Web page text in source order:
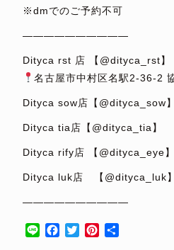
※dmでのご予約不可
——————————
Dityca rst 店 【@dityca_rst】
名古屋市中村区名駅2-36-2
Dityca sow店【@dityca_sow】
Dityca tia店【@dityca_tia】
Dityca rify店 【@dityca_eye】
Dityca luk店 【@dityca_luk】
——————————
Line Facebook
TwitterPinterest